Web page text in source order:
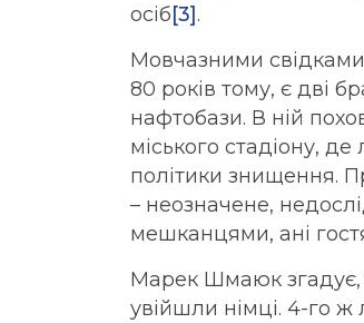
осіб[3].
Мовчазними
80 років тому, є дві
нафтобази. В ній
міського стадіону,
політики знищення.
– неозначене,
мешканцями, ані
Марек Шмаюк згадує,
увійшли німці. 4-го ж